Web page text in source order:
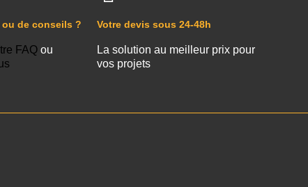
de conseils ?
FAQou
Votre devis sous 24-48h
La solution au meilleur prix pour
vos projets